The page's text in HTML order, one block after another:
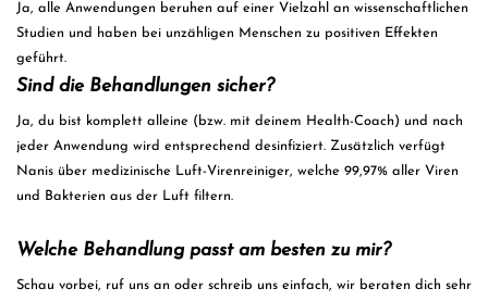
Ja, alle Anwendungen beruhen auf einer Vielzahl an wissenschaftlichen
Studien und haben bei unzähligen Menschen zu positiven Effekten
geführt.
Sind die Behandlungen sicher?
Ja, du bist komplett alleine (bzw. mit deinem Health-Coach) und nach
jeder Anwendung wird entsprechend desinfiziert. Zusätzlich verfügt
Nanis über medizinische Luft-Virenreiniger, welche 99,97% aller Viren
und Bakterien aus der Luft filtern.
Welche Behandlung passt am besten zu mir?
Schau vorbei, ruf uns an oder schreib uns einfach, wir beraten dich sehr